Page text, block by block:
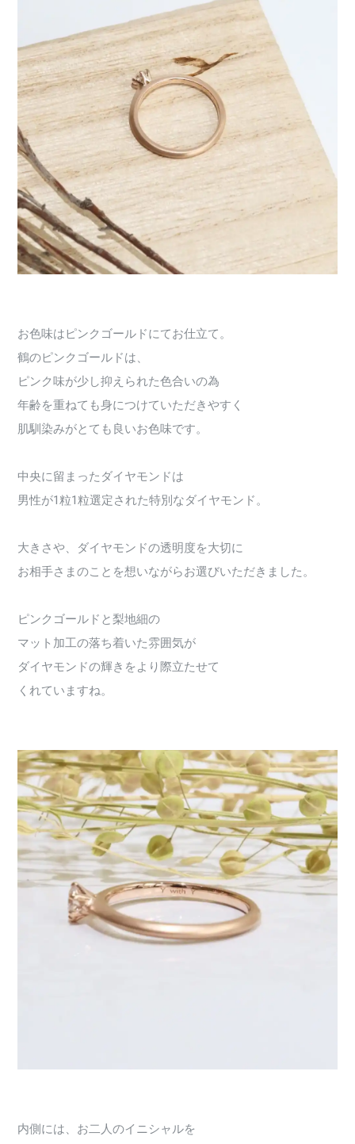
お色味はピンクゴールドにてお仕立て。
鶴のピンクゴールドは、
ピンク味が少し抑えられた色合いの為
年齢を重ねても身につけていただきやすく
肌馴染みがとても良いお色味です。
中央に留まったダイヤモンドは
男性が1粒1粒選定された特別なダイヤモンド。
大きさや、ダイヤモンドの透明度を大切に
お相手さまのことを想いながらお選びいただきました。
ピンクゴールドと梨地細の
マット加工の落ち着いた雰囲気が
ダイヤモンドの輝きをより際立たせて
くれていますね。
内側には、お二人のイニシャルを